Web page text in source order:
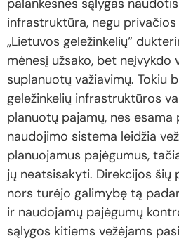
palankesnes sąlygas
infrastruktūra, negu privačios
„Lietuvos geležinkelių“
mėnesį užsako, bet neįvykdo
suplanuotų važiavimų. Tokiu
geležinkelių infrastruktūros
planuotų pajamų, nes
naudojimo sistema leidžia
planuojamus pajėgumus,
jų neatsisakyti. Direkcijos šių
nors turėjo galimybę tą
ir naudojamų pajėgumų
sąlygos kitiems vežėjams